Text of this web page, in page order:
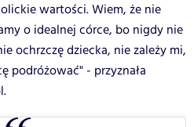
wartości. Wiem, że nie
o idealnej córce, bo nigdy nie
ochrzczę dziecka, nie zależy mi,
podróżować" - przyznała